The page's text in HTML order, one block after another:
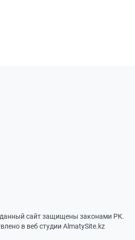
данный сайт защищены законами РК.
в веб студии AlmatySite.kz